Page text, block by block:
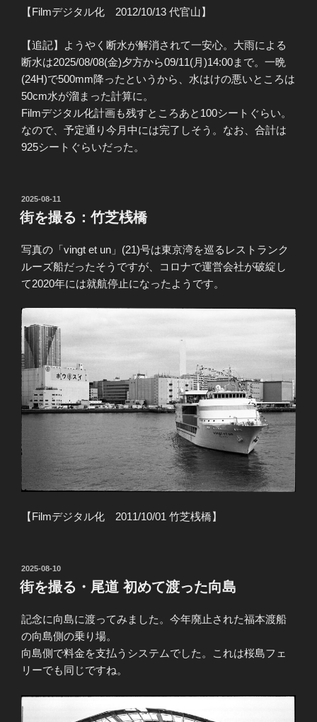
【Filmデジタル化 2012/10/13 代官山】
【追記】ようやく断水が解消されて一安心。大雨による
断水は2025/08/08(金)夕方から09/11(月)14:00まで。一晩
(24H)で500mm降ったというから、水はけの悪いところは
50cm水が溜まった計算に。
Filmデジタル化計画も残すところあと100シートぐらい。
なので、予定通り今月中には完了しそう。なお、合計は
925シートぐらいだった。
投
稿
日:
2025-08-11
街を撮る：竹芝桟橋
写真の「vingt et un」(21)号は東京湾を巡るレストランク
ルーズ船だったそうですが、コロナで運営会社が破綻し
て2020年には就航停止になったようです。
【Filmデジタル化 2011/10/01 竹芝桟橋】
投
稿
日:
2025-08-10
街を撮る・尾道 初めて渡った向島
記念に向島に渡ってみました。今年廃止された福本渡船
の向島側の乗り場。
向島側で料金を支払うシステムでした。これは桜島フェ
リーでも同じですね。